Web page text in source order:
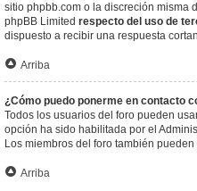
sitio phpbb.com o la discreción misma
phpBB Limited respecto del uso de
dispuesto a recibir una respuesta
Arriba
¿Cómo puedo ponerme en contacto
Todos los usuarios del foro pueden
opción ha sido habilitada por el
Los miembros del foro también
Arriba